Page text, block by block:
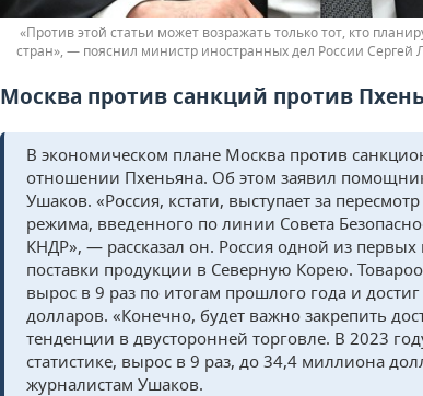
«Против этой статьи может возражать только тот, кто
стран», — пояснил министр иностранных дел России Сергей
Москва против санкций против
В экономическом плане Москва против
отношении Пхеньяна. Об этом заявил
Ушаков. «Россия, кстати, выступает за
режима, введенного по линии Совета
КНДР», — рассказал он. Россия одной из
поставки продукции в Северную Корею.
вырос в 9 раз по итогам прошлого года и
долларов. «Конечно, будет важно закрепить
тенденции в двусторонней торговле. В 2023
статистике, вырос в 9 раз, до 34,4 миллиона
журналистам Ушаков.